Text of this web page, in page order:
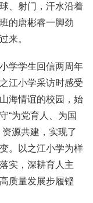
、射门，汗水沿着
的唐彬睿一脚劲
来。
学学生回信两周年
江小学采访时感受
海情谊的校园，始
“为党育人、为国
源共建，实现了
。以之江小学为样
实，深耕育人主
质量发展步履铿